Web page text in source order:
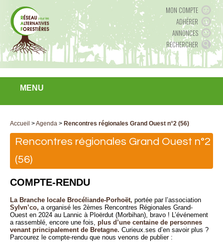
MON COMPTE
ADHÉRER
ANNONCES
RECHERCHER
MENU
Accueil >Agenda > Rencontres régionales Grand Ouest n°2 (56)
Rencontres régionales Grand Ouest n°2
(56)
COMPTE-RENDU
La Branche locale Brocéliande-Porhoët, portée par l’association
Sylvn’co, a organisé les 2èmes Rencontres Régionales Grand-
Ouest en 2024 au Lannic à Ploërdut (Morbihan), bravo ! L’événement
a rassemblé, encore une fois, plus d’une centaine de personnes
venant principalement de Bretagne. Curieux.ses d’en savoir plus ?
Parcourez le compte-rendu que nous venons de publier :